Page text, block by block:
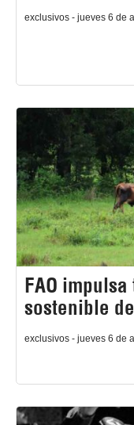
exclusivos - jueves 6 de
FAO
sostenible
exclusivos - jueves 6 de